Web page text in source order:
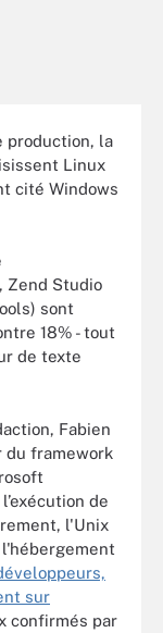
production, la
Linux
cité Windows
Zend Studio
sont
18% - tout
de texte
Fabien
du framework
de
l'Unix
sur
confirmés par